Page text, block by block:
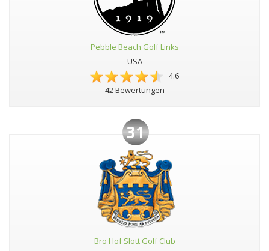
Pebble Beach Golf Links
USA
4.6
42 Bewertungen
31
Bro Hof Slott Golf Club